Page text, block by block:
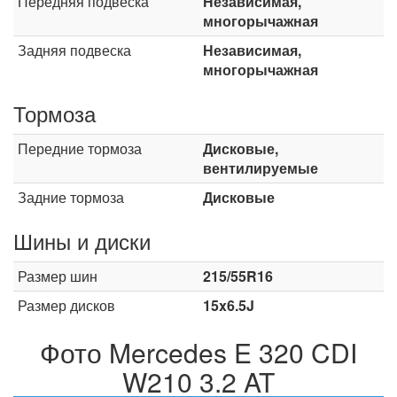
многорычажная
Задняя подвеска
Независимая,
многорычажная
Тормоза
Передние тормоза
Дисковые,
вентилируемые
Задние тормоза
Дисковые
Шины и диски
Размер шин
215/55R16
Размер дисков
15x6.5J
Фото Mercedes E 320 CDI
W210 3.2 AT